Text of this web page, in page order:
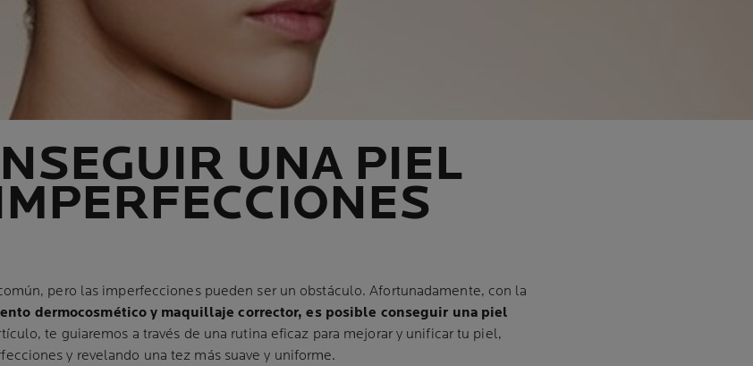
UNA PIEL
pero las imperfecciones pueden ser un obstáculo. Afortunadamente, con la
dermocosmético y maquillaje corrector, es posible conseguir una piel
te guiaremos a través de una rutina eficaz para mejorar y unificar tu piel,
y revelando una tez más suave y uniforme.